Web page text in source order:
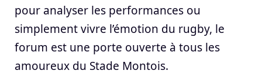
pour analyser les performances ou
simplement vivre l’émotion du rugby, le
forum est une porte ouverte à tous les
amoureux du Stade Montois.